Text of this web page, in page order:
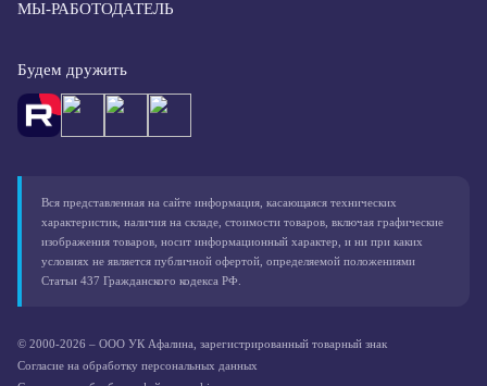
МЫ-РАБОТОДАТЕЛЬ
Будем дружить
Вся представленная на сайте информация, касающаяся технических
характеристик, наличия на складе, стоимости товаров, включая графические
изображения товаров, носит информационный характер, и ни при каких
условиях не является публичной офертой, определяемой положениями
Статьи 437 Гражданского кодекса РФ.
© 2000-2026 – ООО УК Афалина, зарегистрированный товарный знак
Согласие на обработку персональных данных